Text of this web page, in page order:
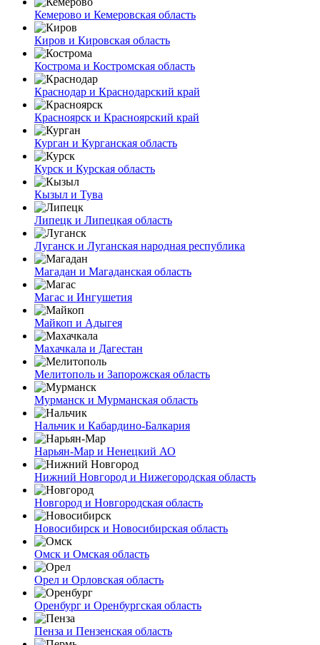
Кемерово и Кемеровская область
Киров и Кировская область
Кострома и Костромская область
Краснодар и Краснодарский край
Красноярск и Красноярский край
Курган и Курганская область
Курск и Курская область
Кызыл и Тува
Липецк и Липецкая область
Луганск и Луганская народная республика
Магадан и Магаданская область
Магас и Ингушетия
Майкоп и Адыгея
Махачкала и Дагестан
Мелитополь и Запорожская область
Мурманск и Мурманская область
Нальчик и Кабардино-Балкария
Нарьян-Мар и Ненецкий АО
Нижний Новгород и Нижегородская область
Новгород и Новгородская область
Новосибирск и Новосибирская область
Омск и Омская область
Орел и Орловская область
Оренбург и Оренбургская область
Пенза и Пензенская область